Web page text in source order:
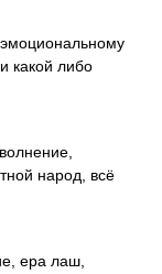
какой либо
народ, всё
ера лаш,